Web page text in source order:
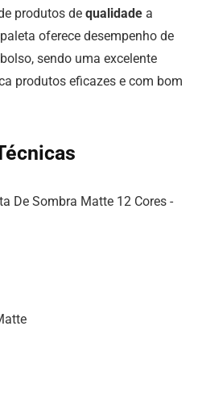
produtos de qualidade a
oferece desempenho de
sendo uma excelente
produtos eficazes e com bom
De Sombra Matte 12 Cores -